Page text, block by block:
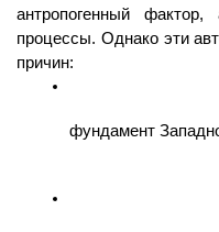
антропогенный
процессы. Однако эти
причин:
фундамент